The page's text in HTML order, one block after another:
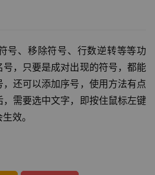
号、移除符号、行数逆转等等功
，只要是成对出现的符号，都能
还可以添加序号，使用方法有点
需要选中文字，即按住鼠标左键
效。